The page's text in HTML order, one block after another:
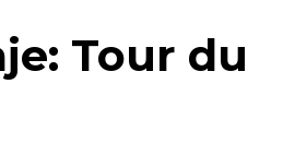
Tour du